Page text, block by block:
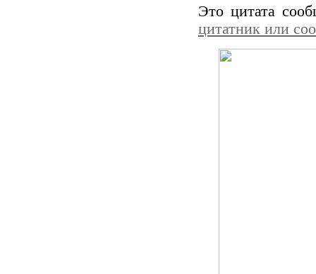
Это цитата
цитатник или